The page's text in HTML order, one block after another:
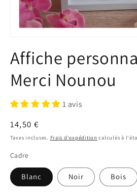
média
1
une
fenêtre
Affiche
Merci Nounou
1 avis
Prix
habituel
14,50 €
Taxes incluses. Frais d'expédition calculés à
Cadre
Blanc Noir Bois